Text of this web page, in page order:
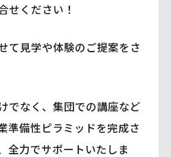
せください！
て見学や体験のご提案をさ
でなく、集団での講座など
準備性ピラミッドを完成さ
全力でサポートいたしま